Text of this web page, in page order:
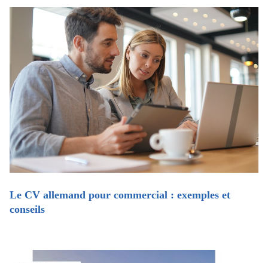
Le CV allemand pour commercial : exemples et
conseils